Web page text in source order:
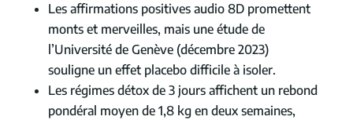
Les affirmations positives audio 8D promettent
monts et merveilles, mais une étude de
l’Université de Genève (décembre 2023)
souligne un effet placebo difficile à isoler.
Les régimes détox de 3 jours affichent un rebond
pondéral moyen de 1,8 kg en deux semaines,